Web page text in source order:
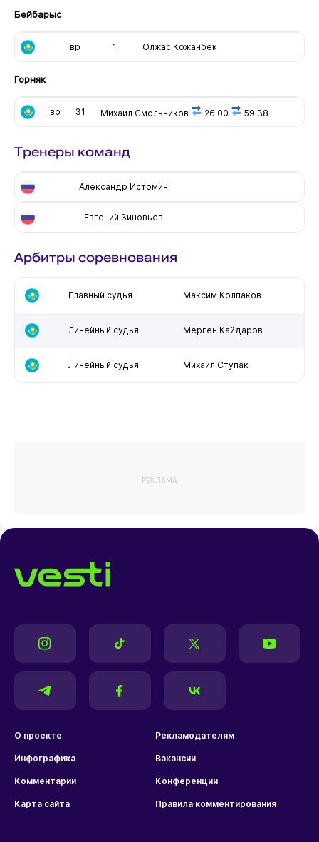
Бейбарыс
вр 1 Олжас Кожанбек
Горняк
вр 31 Михаил Смольников 26:00 59:38
Тренеры команд
Александр Истомин
Евгений Зиновьев
Арбитры соревнования
Главный судья Максим Колпаков
Линейный судья Мерген Кайдаров
Линейный судья Михаил Ступак
РЕКЛАМА
О проекте Рекламодателям
Инфографика Вакансии
Комментарии Конференции
Карта сайта Правила комментирования